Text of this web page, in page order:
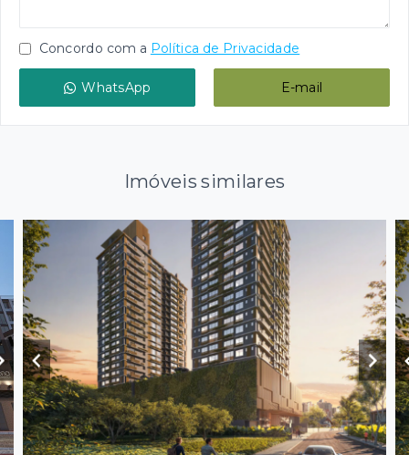
Concordo com a Política de Privacidade
WhatsApp E-mail
Imóveis similares